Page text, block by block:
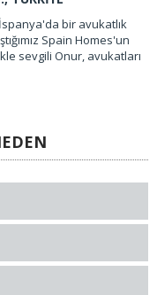
bir avukatlık
Spain Homes'un
sevgili Onur, avukatları